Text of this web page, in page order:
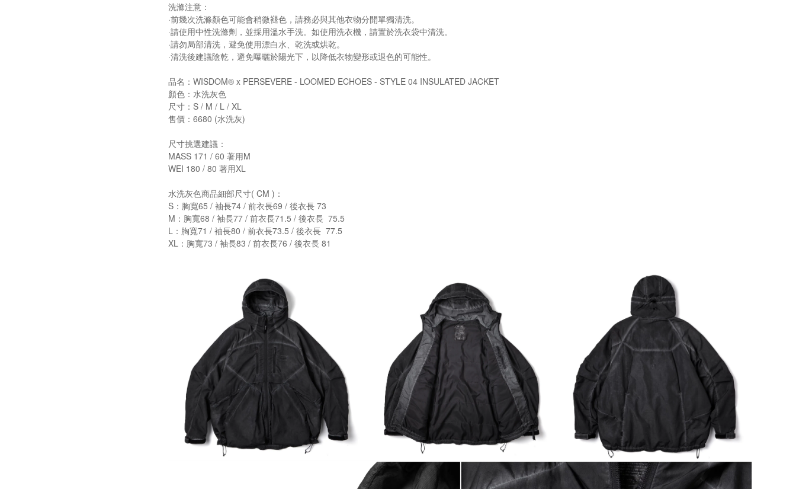
洗滌注意：
·前幾次洗滌顏色可能會稍微褪色，請務必與其他衣物分開單獨清洗。
·請使用中性洗滌劑，並採用溫水手洗。如使用洗衣機，請置於洗衣袋中清洗。
·請勿局部清洗，避免使用漂白水、乾洗或烘乾。
·清洗後建議陰乾，避免曝曬於陽光下，以降低衣物變形或退色的可能性。
品名：WISDOM® x PERSEVERE - LOOMED ECHOES - STYLE 04 INSULATED JACKET
顏色：水洗灰色
尺寸：S / M / L / XL
售價：6680 (水洗灰)
尺寸挑選建議：
MASS 171 / 60 著用M
WEI 180 / 80 著用XL
水洗灰色商品細部尺寸( CM )：
S：胸寬65 / 袖長74 / 前衣長69 / 後衣長 73
M：胸寬68 / 袖長77 / 前衣長71.5 / 後衣長 75.5
L：胸寬71 / 袖長80 / 前衣長73.5 / 後衣長 77.5
XL：胸寬73 / 袖長83 / 前衣長76 / 後衣長 81